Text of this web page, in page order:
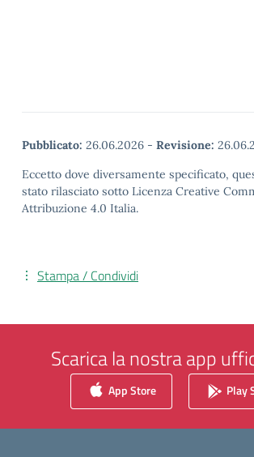
Pubblicato: 26.06.2026 - Revisione:
Eccetto dove diversamente specificato,
stato rilasciato sotto Licenza Creative
Attribuzione 4.0 Italia.
Stampa / Condividi
Scarica la nostra app
App Store Play